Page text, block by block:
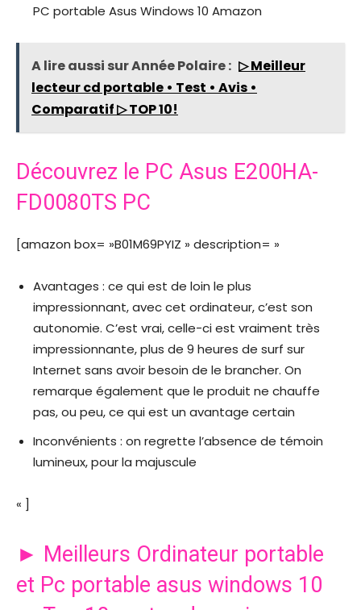
PC portable Asus Windows 10 Amazon
A lire aussi sur Année Polaire : ▷ Meilleur
lecteur cd portable • Test • Avis •
Comparatif ▷ TOP 10!
Découvrez le PC Asus E200HA-
FD0080TS PC
[amazon box= »B01M69PYIZ » description= »
Avantages : ce qui est de loin le plus
impressionnant, avec cet ordinateur, c’est son
autonomie. C’est vrai, celle-ci est vraiment très
impressionnante, plus de 9 heures de surf sur
Internet sans avoir besoin de le brancher. On
remarque également que le produit ne chauffe
pas, ou peu, ce qui est un avantage certain
Inconvénients : on regrette l’absence de témoin
lumineux, pour la majuscule
« ]
► Meilleurs Ordinateur portable
et Pc portable asus windows 10